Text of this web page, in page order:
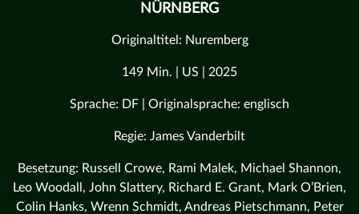
NÜRNBERG
Originaltitel: Nuremberg
149 Min. | US | 2025
Sprache: DF | Originalsprache: englisch
Regie: James Vanderbilt
Besetzung: Russell Crowe, Rami Malek, Michael Shannon,
Leo Woodall, John Slattery, Richard E. Grant, Mark O’Brien,
Colin Hanks, Wrenn Schmidt, Andreas Pietschmann, Peter